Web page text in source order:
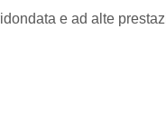
e ad alte